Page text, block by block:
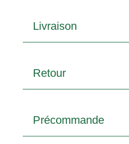
Livraison
Retour
Précommande